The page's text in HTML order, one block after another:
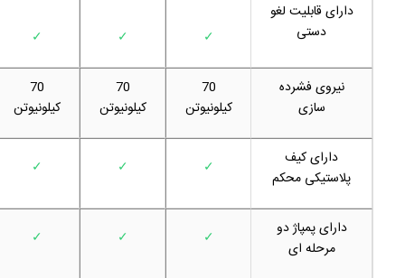
دارای قابلیت لغو
دستی
✓
✓
✓
نیروی فشرده
سازی
70
کیلونیوتن
70
کیلونیوتن
70
کیلونیوتن
دارای کیف
پلاستیکی محکم
✓
✓
✓
دارای پمپاژ دو
مرحله ای
✓
✓
✓